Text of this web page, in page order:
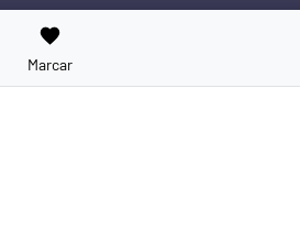
favorite
Marcar